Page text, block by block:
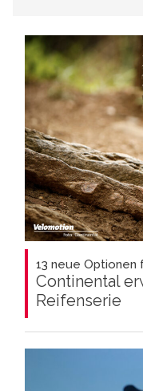
13 neue Optionen
Continental
Reifenserie